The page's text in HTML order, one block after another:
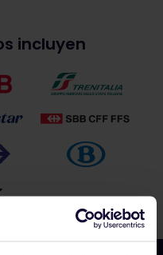
incluyen